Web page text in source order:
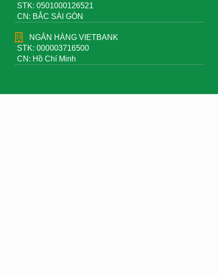
STK: 0501000126521
CN: BẮC SÀI GÒN
NGÂN HÀNG VIETBANK
STK: 000003716500
CN: Hồ Chí Minh